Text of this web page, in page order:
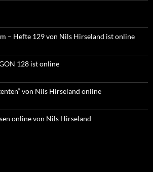
– Hefte 129 von Nils Hirseland ist online
128 ist online
von Nils Hirseland online
online von Nils Hirseland